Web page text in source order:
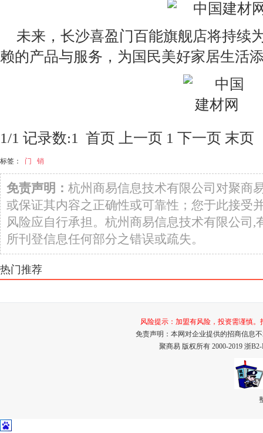
未来，长沙喜盈门百能旗舰店将持续
赖的产品与服务，为国民美好家居生活
1/1 记录数:1 首页 上一页 1 下一页 末页
标签： 门 销
免责声明： 杭州商易信息技术有限公司对聚商
或保证其内容之正确性或可靠性；您于此接受
风险应自行承担。杭州商易信息技术有限公司,
所刊登信息任何部分之错误或疏失。
热门推荐
风险提示：加盟有风险，投资需谨慎。
免责声明：本网对企业提供的招商信息
聚商易 版权所有 2000-2019 浙